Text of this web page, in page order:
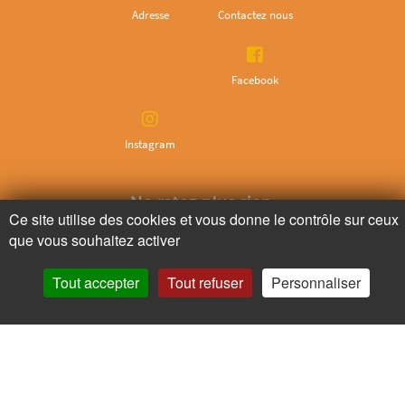
Adresse Contactez nous
Facebook
Instagram
Ne ratez plus rien,
Abonnez-vous à notre newsletter
Ce site utilise des cookies et vous donne le contrôle sur ceux
que vous souhaitez activer
Tout accepter Tout refuser Personnaliser